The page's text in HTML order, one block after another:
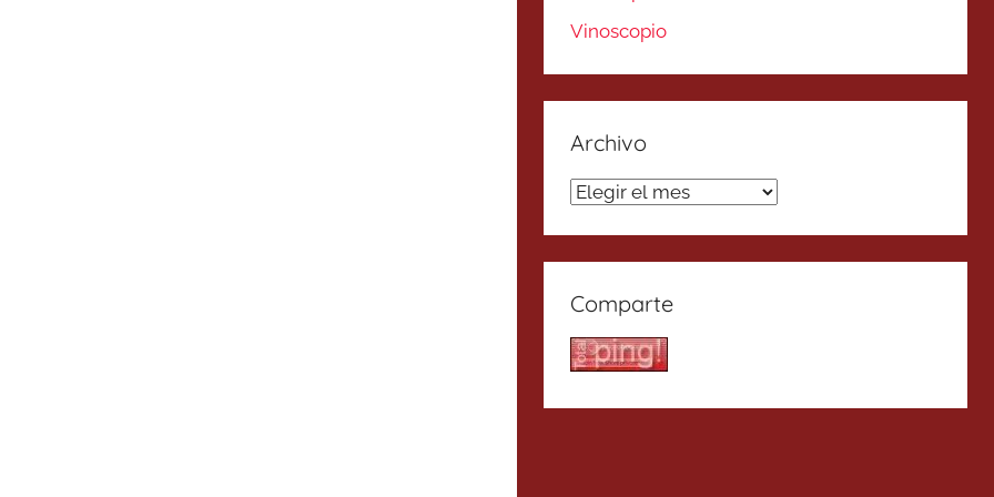
Vinoscopio
Archivo
Archivo
Comparte